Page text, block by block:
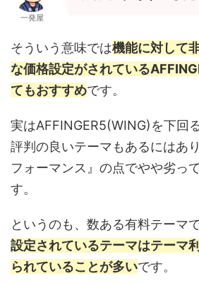
一発屋
そういう意味では機能に対して
な価格設定がされている
てもおすすめです。
実はAFFINGER5(WING)を下回
評判の良いテーマもあるにはあ
フォーマンス』の点でやや劣っ
す。
というのも、数ある有料テーマ
設定されているテーマはテーマ
られていることが多いです。